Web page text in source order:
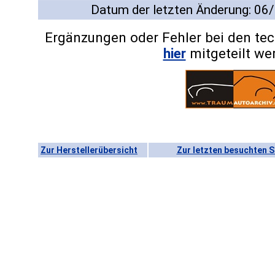
Datum der letzten Änderung:
Ergänzungen oder Fehler bei den
hiermitgeteilt
Zur Herstellerübersicht Zur letzten besuchten